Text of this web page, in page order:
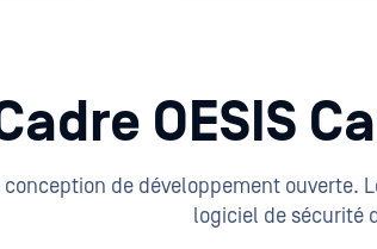
OESIS
conception de développement
logiciel de sécurité